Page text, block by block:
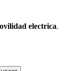
electrica.